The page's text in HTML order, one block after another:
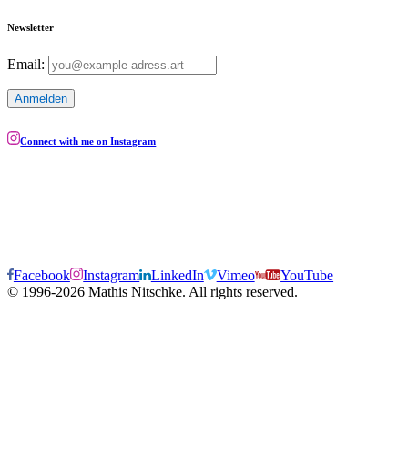
Newsletter
Email:
Connect with me on Instagram
Facebook Instagram LinkedIn Vimeo
YouTube
© 1996-2026 Mathis Nitschke. All rights reserved.